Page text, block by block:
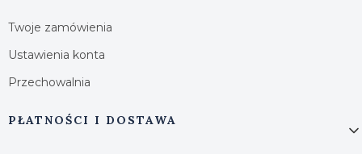
Twoje zamówienia
Ustawienia konta
Przechowalnia
PŁATNOŚCI I DOSTAWA